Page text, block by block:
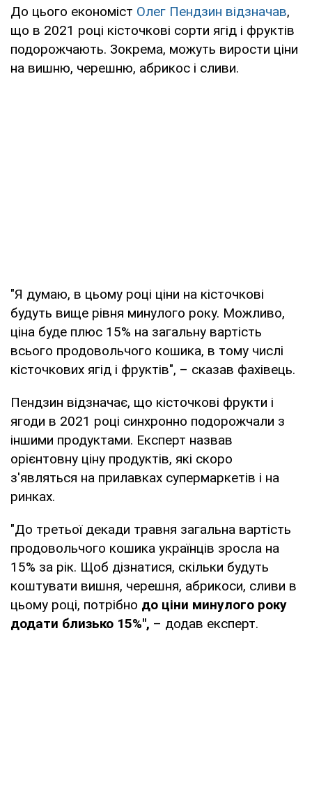
До цього економіст Олег Пендзин відзначав,
що в 2021 році кісточкові сорти ягід і фруктів
подорожчають. Зокрема, можуть вирости ціни
на вишню, черешню, абрикос і сливи.
"Я думаю, в цьому році ціни на кісточкові
будуть вище рівня минулого року. Можливо,
ціна буде плюс 15% на загальну вартість
всього продовольчого кошика, в тому числі
кісточкових ягід і фруктів", – сказав фахівець.
Пендзин відзначає, що кісточкові фрукти і
ягоди в 2021 році синхронно подорожчали з
іншими продуктами. Експерт назвав
орієнтовну ціну продуктів, які скоро
з'являться на прилавках супермаркетів і на
ринках.
"До третьої декади травня загальна вартість
продовольчого кошика українців зросла на
15% за рік. Щоб дізнатися, скільки будуть
коштувати вишня, черешня, абрикоси, сливи в
цьому році, потрібно до ціни минулого року
додати близько 15%", – додав експерт.